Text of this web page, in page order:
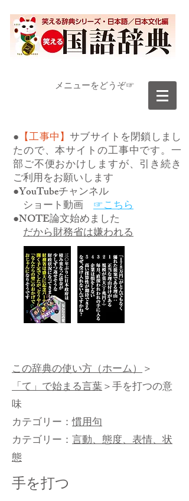
​メニューをどうぞ☞
● 【工事中】サブサイトを閉鎖しまし
たので、本サイトの工事中です。一
部ご不便おかけしますが、引き続き
ご利用をお願いします
●YouTubeチャンネル
ショート動画 ☞こちら
●NOTE論文始めました
だから財務省は嫌われる
この辞典の使い方（ホーム）＞
「て」で始まる言葉＞手を打つの意
味
カテゴリー：慣用句
カテゴリー： 言動、態度、表情、状
態
手を打つ